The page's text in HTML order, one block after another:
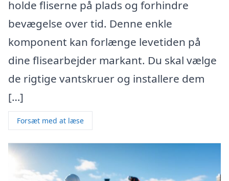
holde fliserne på plads og forhindre
bevægelse over tid. Denne enkle
komponent kan forlænge levetiden på
dine flisearbejder markant. Du skal vælge
de rigtige vantskruer og installere dem
[…]
Forsæt med at læse